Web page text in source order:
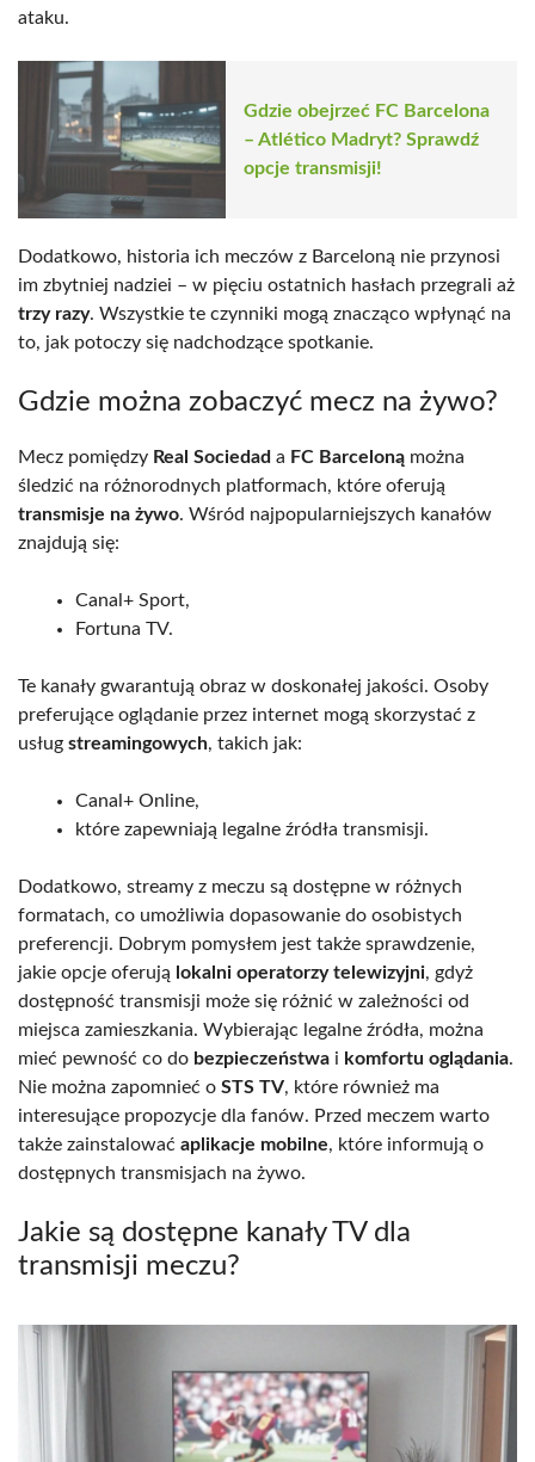
ataku.
Gdzie obejrzeć FC Barcelona
– Atlético Madryt? Sprawdź
opcje transmisji!
Dodatkowo, historia ich meczów z Barceloną nie przynosi
im zbytniej nadziei – w pięciu ostatnich hasłach przegrali aż
trzy razy. Wszystkie te czynniki mogą znacząco wpłynąć na
to, jak potoczy się nadchodzące spotkanie.
Gdzie można zobaczyć mecz na żywo?
Mecz pomiędzy Real Sociedad a FC Barceloną można
śledzić na różnorodnych platformach, które oferują
transmisje na żywo. Wśród najpopularniejszych kanałów
znajdują się:
Canal+ Sport,
Fortuna TV.
Te kanały gwarantują obraz w doskonałej jakości. Osoby
preferujące oglądanie przez internet mogą skorzystać z
usług streamingowych, takich jak:
Canal+ Online,
które zapewniają legalne źródła transmisji.
Dodatkowo, streamy z meczu są dostępne w różnych
formatach, co umożliwia dopasowanie do osobistych
preferencji. Dobrym pomysłem jest także sprawdzenie,
jakie opcje oferują lokalni operatorzy telewizyjni, gdyż
dostępność transmisji może się różnić w zależności od
miejsca zamieszkania. Wybierając legalne źródła, można
mieć pewność co do bezpieczeństwa i komfortu oglądania.
Nie można zapomnieć o STS TV, które również ma
interesujące propozycje dla fanów. Przed meczem warto
także zainstalować aplikacje mobilne, które informują o
dostępnych transmisjach na żywo.
Jakie są dostępne kanały TV dla
transmisji meczu?